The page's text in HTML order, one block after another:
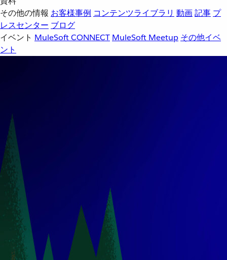
その他の情報 お客様事例 コンテンツライブラリ 動画記事 プ
レスセンター ブログ
イベント MuleSoft CONNECT MuleSoft Meetup その他イベ
ント